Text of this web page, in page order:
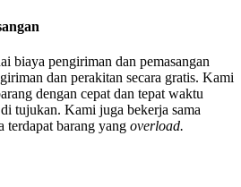
biaya pengiriman dan pemasangan
dan perakitan secara gratis. Kami
dengan cepat dan tepat waktu
tujukan. Kami juga bekerja sama
terdapat barang yang overload.